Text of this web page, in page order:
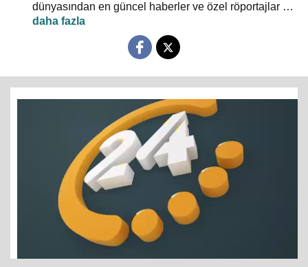
dünyasından en güncel haberler ve özel röportajlar 24
TV ekranından evlerinize konuk oluyor.